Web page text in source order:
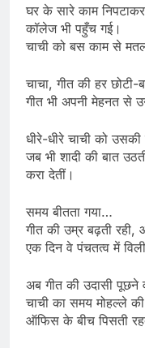
घर के सारे काम
कॉलेज भी पहुँच गई।
चाची को बस काम से
चाचा, गीत की हर
गीत भी अपनी मेहनत से
धीरे-धीरे चाची को
जब भी शादी की बात
करा देतीं।
समय बीतता गया…
गीत की उम्र बढ़ती
एक दिन वे पंचतत्व में
अब गीत की उदासी पूछने
चाची का समय मोहल्ले
ऑफिस के बीच पिसती